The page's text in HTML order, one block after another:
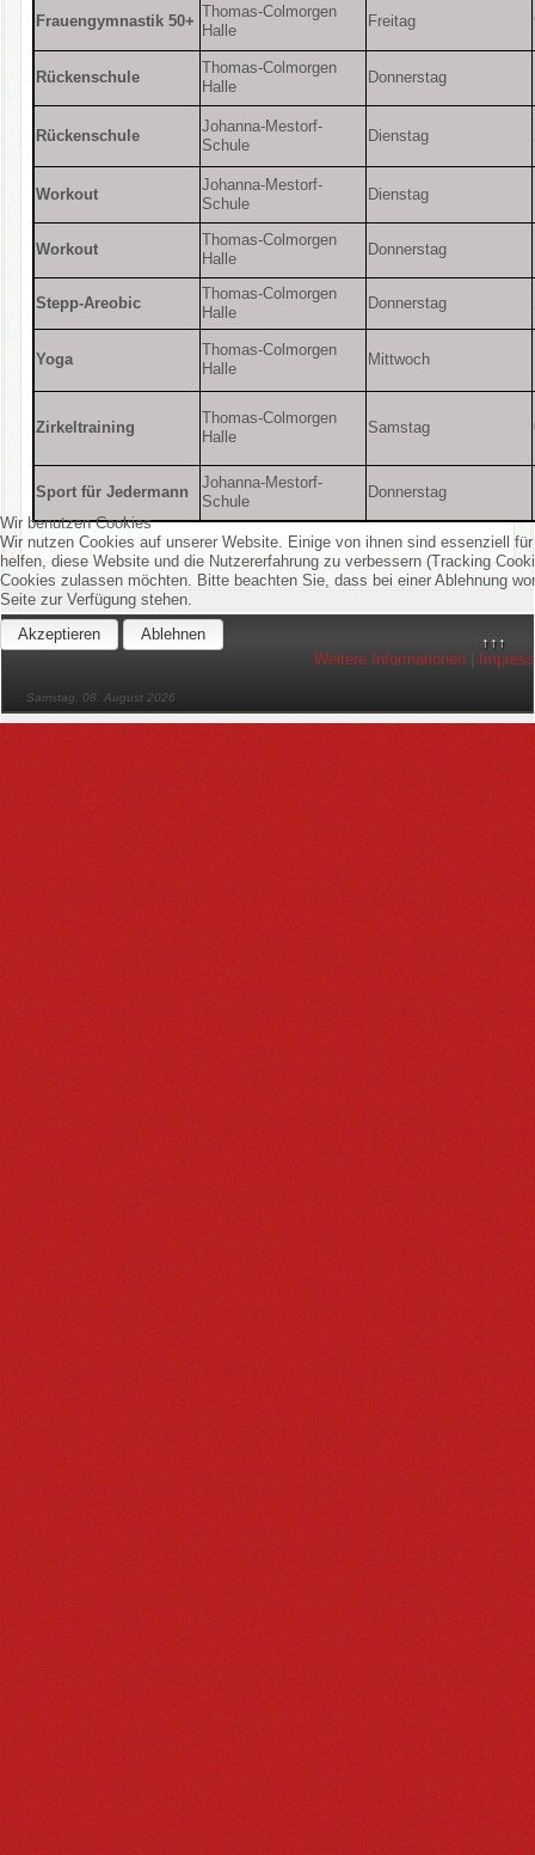
Gastronomie
Aktuell
Frauengymnastik 50+
Thomas-Colmorgen
Halle
Freitag
Rückenschule
Thomas-Colmorgen
Halle
Donnerstag
Rückenschule
Johanna-Mestorf-
Schule
Dienstag
Workout
Johanna-Mestorf-
Schule
Dienstag
Workout
Thomas-Colmorgen
Halle
Donnerstag
Stepp-Areobic
Thomas-Colmorgen
Halle
Donnerstag
Yoga
Thomas-Colmorgen
Halle
Mittwoch
Zirkeltraining
Thomas-Colmorgen
Halle
Samstag
Sport für Jedermann
Johanna-Mestorf-
Schule
Donnerstag
↑↑↑
Impressum
Samstag, 08. August 2026
Wir benutzen Cookies
Wir nutzen Cookies auf unserer Website. Einige von ihnen sind essenziell
helfen, diese Website und die Nutzererfahrung zu verbessern (Tracking
Cookies zulassen möchten. Bitte beachten Sie, dass bei einer Ablehnung
Seite zur Verfügung stehen.
Akzeptieren
Ablehnen
Weitere Informationen|